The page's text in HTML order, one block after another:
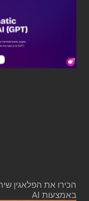
הכירו את הפלאגין
באמצעות AI